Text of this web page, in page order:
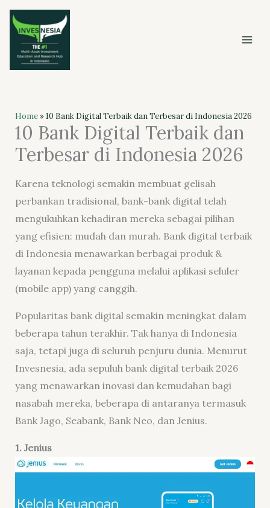
Skip
content
Home»10 Bank Digital Terbaik dan Terbesar di Indonesia 2026
10 Bank Digital Terbaik dan
Terbesar di Indonesia 2026
Karena teknologi semakin membuat gelisah
perbankan tradisional, bank-bank digital telah
mengukuhkan kehadiran mereka sebagai pilihan
yang efisien: mudah dan murah. Bank digital terbaik
di Indonesia menawarkan berbagai produk &
layanan kepada pengguna melalui aplikasi seluler
(mobile app) yang canggih.
Popularitas bank digital semakin meningkat dalam
beberapa tahun terakhir. Tak hanya di Indonesia
saja, tetapi juga di seluruh penjuru dunia. Menurut
Invesnesia, ada sepuluh bank digital terbaik 2026
yang menawarkan inovasi dan kemudahan bagi
nasabah mereka, beberapa di antaranya termasuk
Bank Jago, Seabank, Bank Neo, dan Jenius.
1. Jenius